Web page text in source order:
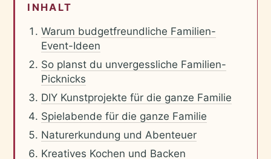
INHALT
Warum budgetfreundliche Familien-
Event-Ideen
So planst du unvergessliche Familien-
Picknicks
DIY Kunstprojekte für die ganze Familie
Spielabende für die ganze Familie
Naturerkundung und Abenteuer
Kreatives Kochen und Backen